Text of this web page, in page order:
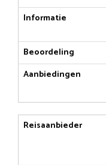
Informatie
Beoordeling
Aanbiedingen
Reisaanbieder